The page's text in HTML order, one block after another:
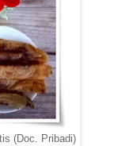
(Doc. Pribadi)